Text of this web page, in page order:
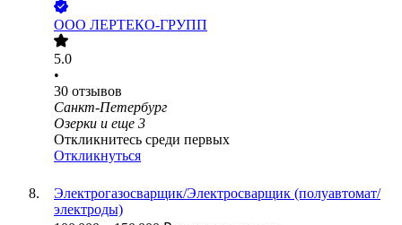
ООО ЛЕРТЕКО-ГРУПП
5.0
•
30 отзывов
Санкт-Петербург
Озерки и еще 3
Откликнитесь среди первых
Откликнуться
Электрогазосварщик/Электросварщик (полуавтомат/
электроды)